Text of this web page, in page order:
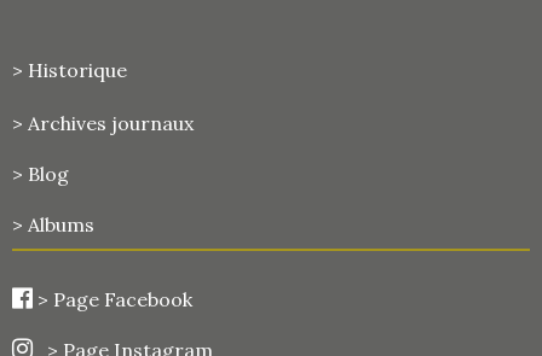
> Historique
> Archives journaux
> Blog
> Albums
> Page Facebook
> Page Instagram